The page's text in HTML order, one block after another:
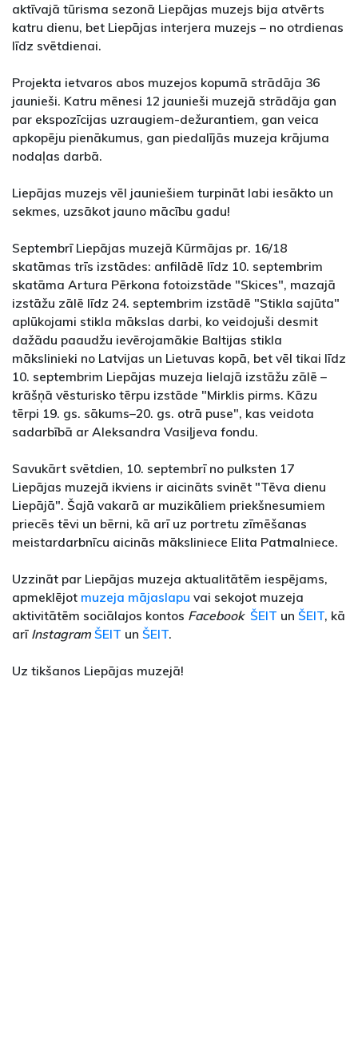
aktīvajā tūrisma sezonā Liepājas muzejs bija atvērts
katru dienu, bet Liepājas interjera muzejs – no otrdienas
līdz svētdienai.
Projekta ietvaros abos muzejos kopumā strādāja 36
jaunieši. Katru mēnesi 12 jaunieši muzejā strādāja gan
par ekspozīcijas uzraugiem-dežurantiem, gan veica
apkopēju pienākumus, gan piedalījās muzeja krājuma
nodaļas darbā.
Liepājas muzejs vēl jauniešiem turpināt labi iesākto un
sekmes, uzsākot jauno mācību gadu!
Septembrī Liepājas muzejā Kūrmājas pr. 16/18
skatāmas trīs izstādes: anfilādē līdz 10. septembrim
skatāma Artura Pērkona fotoizstāde "Skices", mazajā
izstāžu zālē līdz 24. septembrim izstādē "Stikla sajūta"
aplūkojami stikla mākslas darbi, ko veidojuši desmit
dažādu paaudžu ievērojamākie Baltijas stikla
mākslinieki no Latvijas un Lietuvas kopā, bet vēl tikai līdz
10. septembrim Liepājas muzeja lielajā izstāžu zālē –
krāšņā vēsturisko tērpu izstāde "Mirklis pirms. Kāzu
tērpi 19. gs. sākums–20. gs. otrā puse", kas veidota
sadarbībā ar Aleksandra Vasiļjeva fondu.
Savukārt svētdien, 10. septembrī no pulksten 17
Liepājas muzejā ikviens ir aicināts svinēt "Tēva dienu
Liepājā". Šajā vakarā ar muzikāliem priekšnesumiem
priecēs tēvi un bērni, kā arī uz portretu zīmēšanas
meistardarbnīcu aicinās māksliniece Elita Patmalniece.
Uzzināt par Liepājas muzeja aktualitātēm iespējams,
apmeklējot muzeja mājaslapu vai sekojot muzeja
aktivitātēm sociālajos kontos Facebook ŠEIT un ŠEIT, kā
arī Instagram ŠEIT un ŠEIT.
Uz tikšanos Liepājas muzejā!